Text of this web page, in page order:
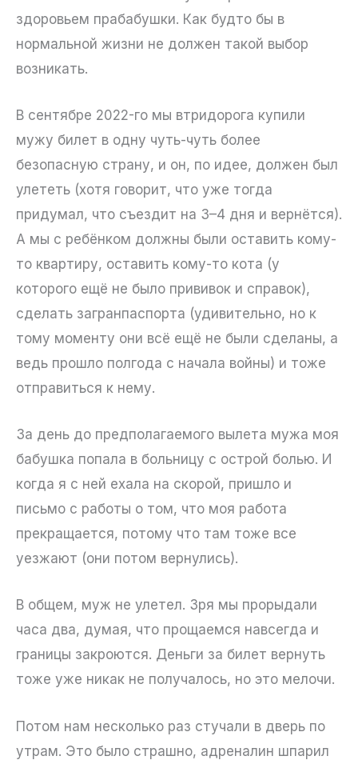
здоровьем прабабушки. Как будто бы в
нормальной жизни не должен такой выбор
возникать.
В сентябре 2022-го мы втридорога купили
мужу билет в одну чуть-чуть более
безопасную страну, и он, по идее, должен был
улететь (хотя говорит, что уже тогда
придумал, что съездит на 3–4 дня и вернётся).
А мы с ребёнком должны были оставить кому-
то квартиру, оставить кому-то кота (у
которого ещё не было прививок и справок),
сделать загранпаспорта (удивительно, но к
тому моменту они всё ещё не были сделаны, а
ведь прошло полгода с начала войны) и тоже
отправиться к нему.
За день до предполагаемого вылета мужа моя
бабушка попала в больницу с острой болью. И
когда я с ней ехала на скорой, пришло и
письмо с работы о том, что моя работа
прекращается, потому что там тоже все
уезжают (они потом вернулись).
В общем, муж не улетел. Зря мы прорыдали
часа два, думая, что прощаемся навсегда и
границы закроются. Деньги за билет вернуть
тоже уже никак не получалось, но это мелочи.
Потом нам несколько раз стучали в дверь по
утрам. Это было страшно, адреналин шпарил